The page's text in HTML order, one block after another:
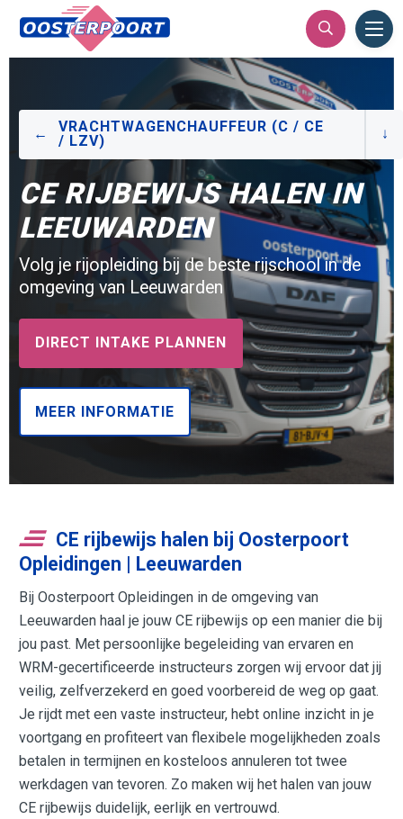
​VRACHTWAGENCHAUFFEUR (C / CE
/ LZV)
CE RIJBEWIJS HALEN IN
LEEUWARDEN
Volg je rijopleiding bij de beste rijschool in de
omgeving van Leeuwarden
DIRECT INTAKE PLANNEN
MEER INFORMATIE
CE rijbewijs halen bij Oosterpoort
Opleidingen | Leeuwarden
Bij Oosterpoort Opleidingen in de omgeving van
Leeuwarden haal je jouw CE rijbewijs op een manier die bij
jou past. Met persoonlijke begeleiding van ervaren en
WRM-gecertificeerde instructeurs zorgen wij ervoor dat jij
veilig, zelfverzekerd en goed voorbereid de weg op gaat.
Je rijdt met een vaste instructeur, hebt online inzicht in je
voortgang en profiteert van flexibele mogelijkheden zoals
betalen in termijnen en kosteloos annuleren tot twee
werkdagen van tevoren. Zo maken wij het halen van jouw
CE rijbewijs duidelijk, eerlijk en vertrouwd.